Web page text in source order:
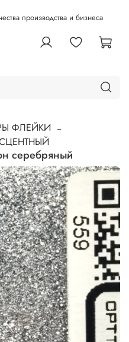
производства и бизнеса
ФЛЕЙКИ
серебряный